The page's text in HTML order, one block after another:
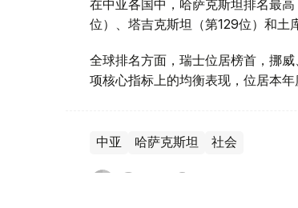
在中亚各国中，哈萨克斯坦排名最
位）、塔吉克斯坦（第129位）和土
全球排名方面，瑞士位居榜首，挪
项核心指标上的均衡表现，位居本年
中亚 哈萨克斯坦 社会